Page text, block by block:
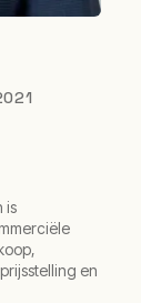
is
en